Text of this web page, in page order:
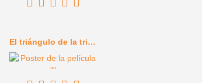
El triángulo de la tristeza (2022)